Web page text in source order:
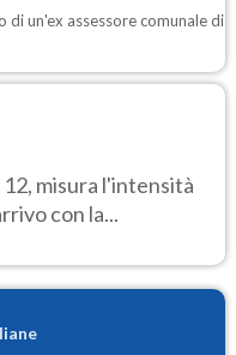
un'ex assessore comunale di
12, misura l'intensità
con la...